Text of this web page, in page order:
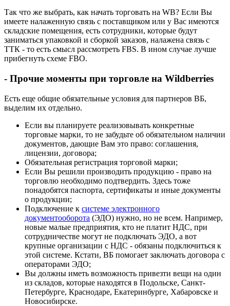
Так что же выбрать, как начать торговать на WB? Если Вы
имеете налаженную связь с поставщиком или у Вас имеются
складские помещения, есть сотрудники, которые будут
заниматься упаковкой и сборкой заказов, налажена связь с
ТТК - то есть смысл рассмотреть FBS. В ином случае лучше
прибегнуть схеме FBO.
- Прочие моменты при торговле на Wildberries
Есть еще общие обязательные условия для партнеров ВБ,
выделим их отдельно.
Если вы планируете реализовывать конкретные
торговые марки, то не забудьте об обязательном наличии
документов, дающие Вам это право: соглашения,
лицензии, договора;
Обязательная регистрация торговой марки;
Если Вы решили производить продукцию - право на
торговлю необходимо подтвердить. Здесь тоже
понадобятся паспорта, сертификаты и иные документы
о продукции;
Подключение к системе электронного
документооборота (ЭДО) нужно, но не всем. Например,
новые малые предприятия, кто не платит НДС, при
сотрудничестве могут не подключать ЭДО, а вот
крупные организации с НДС - обязаны подключиться к
этой системе. Кстати, ВБ помогает заключать договора с
операторами ЭДО;
Вы должны иметь возможность привезти вещи на один
из складов, которые находятся в Подольске, Санкт-
Петербурге, Краснодаре, Екатеринбурге, Хабаровске и
Новосибирске.